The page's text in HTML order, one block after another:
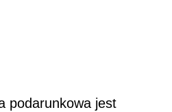
podarunkowa jest